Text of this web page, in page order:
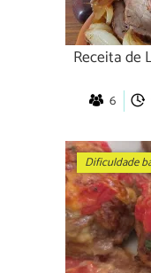
Receita de
6
Dificuldade